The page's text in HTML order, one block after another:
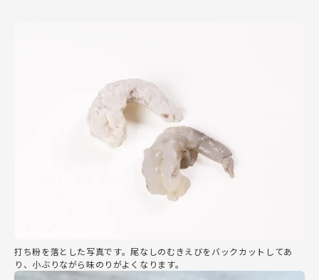
打ち粉を落とした写真です。尾なしのむきえびをバックカットしてあ
り、小ぶりながら味のりがよくなります。